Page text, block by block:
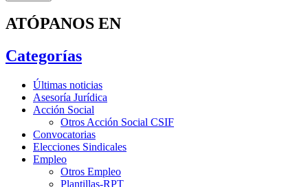
ATÓPANOS EN
Categorías
Últimas noticias
Asesoría Jurídica
Acción Social
Otros Acción Social CSIF
Convocatorias
Elecciones Sindicales
Empleo
Otros Empleo
Plantillas-RPT